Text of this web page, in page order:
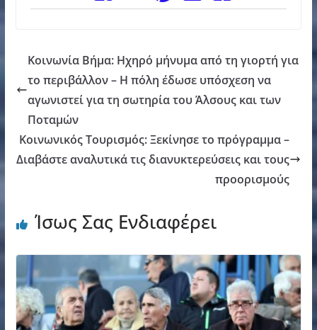
Κοινωνία Βήμα: Ηχηρό μήνυμα από τη γιορτή για
το περιβάλλον – Η πόλη έδωσε υπόσχεση να
αγωνιστεί για τη σωτηρία του Άλσους και των
Ποταμών
Κοινωνικός Τουρισμός: Ξεκίνησε το πρόγραμμα –
Διαβάστε αναλυτικά τις διανυκτερεύσεις και τους
προορισμούς
Ίσως Σας Ενδιαφέρει